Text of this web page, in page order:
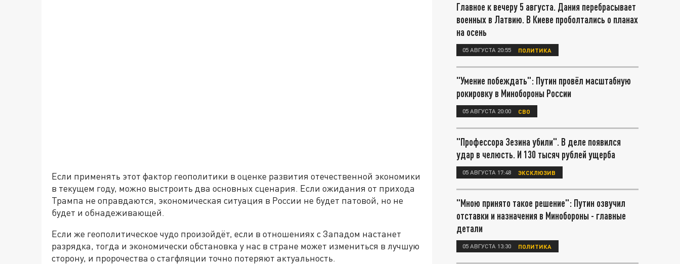
Если применять этот фактор геополитики в оценке развития отечественной экономики
в текущем году, можно выстроить два основных сценария. Если ожидания от прихода
Трампа не оправдаются, экономическая ситуация в России не будет патовой, но не
будет и обнадеживающей.
Если же геополитическое чудо произойдёт, если в отношениях с Западом настанет
разрядка, тогда и экономически обстановка у нас в стране может измениться в лучшую
сторону, и пророчества о стагфляции точно потеряют актуальность.
Главное к вечеру 5 августа. Дания перебрасывает
военных в Латвию. В Киеве проболтались о планах
на осень
05 АВГУСТА 20:55 ПОЛИТИКА
"Умение побеждать": Путин провёл масштабную
рокировку в Минобороны России
05 АВГУСТА 20:00 СВО
"Профессора Зезина убили". В деле появился
удар в челюсть. И 130 тысяч рублей ущерба
05 АВГУСТА 17:48 ЭКСКЛЮЗИВ
"Мною принято такое решение": Путин озвучил
отставки и назначения в Минобороны - главные
детали
05 АВГУСТА 13:30 ПОЛИТИКА